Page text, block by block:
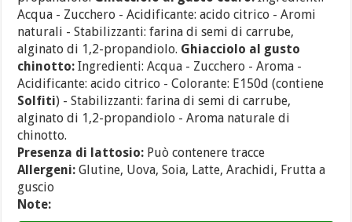
Acqua - Zucchero - Acidificante: acido citrico - Aromi
naturali - Stabilizzanti: farina di semi di carrube,
alginato di 1,2-propandiolo. Ghiacciolo al gusto
chinotto: Ingredienti: Acqua - Zucchero - Aroma -
Acidificante: acido citrico - Colorante: E150d (contiene
Solfiti) - Stabilizzanti: farina di semi di carrube,
alginato di 1,2-propandiolo - Aroma naturale di
chinotto.
Presenza di lattosio: Può contenere tracce
Allergeni: Glutine, Uova, Soia, Latte, Arachidi, Frutta a
guscio
Note: